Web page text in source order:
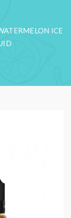
ICE